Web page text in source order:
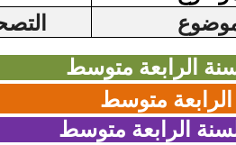
الرابعة متوسط
متوسط
الرابعة متوسط